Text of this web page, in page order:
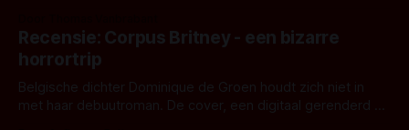
'Skeletons', een nieuwe creature feature waarvoor de
opnames zijn gestart in Australië.
Recensie: Corpus Britney - een bizarre
horrortrip
Belgische dichter Dominique de Groen houdt zich niet in
met haar debuutroman. De cover, een digitaal gerenderd en